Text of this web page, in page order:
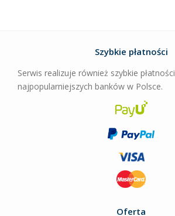
Szybkie płatności
Serwis realizuje również szybkie płatności
najpopularniejszych banków w Polsce.
Oferta